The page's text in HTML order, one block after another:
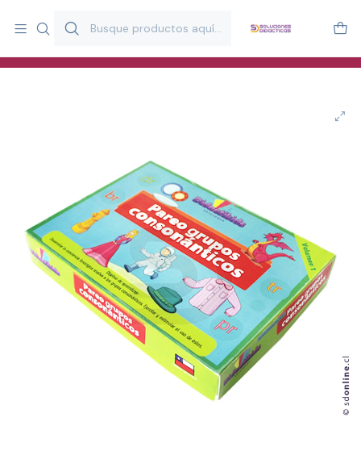
y estimulación infantil en Chile.
Especialistas en recursos educativos para aulas, terapeutas y